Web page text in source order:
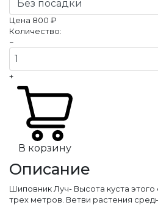
Цена 800 ₽
Количество:
−
+
В корзину
Описание
Шиповник Луч- Высота куста
трех метров. Ветви растения